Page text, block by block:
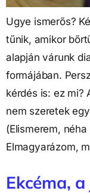
Ugye ismerős?
tűnik, amikor
alapján várunk
formájában.
kérdés is: ez mi?
nem szeretek
(Elismerem,
Elmagyarázom,
Ekcéma,